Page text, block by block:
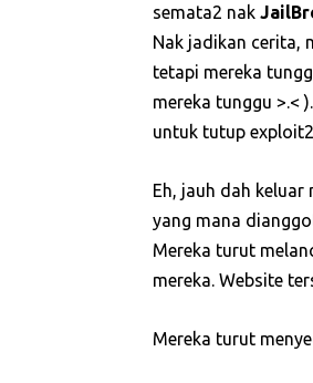
semata2 nak
Nak jadikan cerita,
tetapi mereka
mereka tunggu >.<
untuk tutup
Eh, jauh dah keluar
yang mana
Mereka turut
mereka. Website
Mereka turut